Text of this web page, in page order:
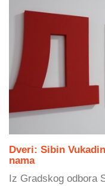
Dveri: Sibin
nama
Iz Gradskog odbora